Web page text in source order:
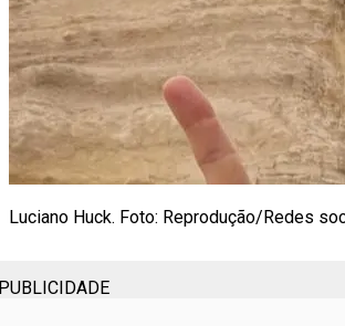
Luciano Huck. Foto: Reprodução/Redes